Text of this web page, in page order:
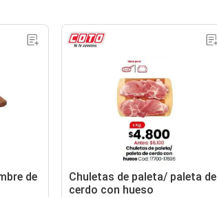
de
Chuletas de paleta/ paleta de
cerdo con hueso